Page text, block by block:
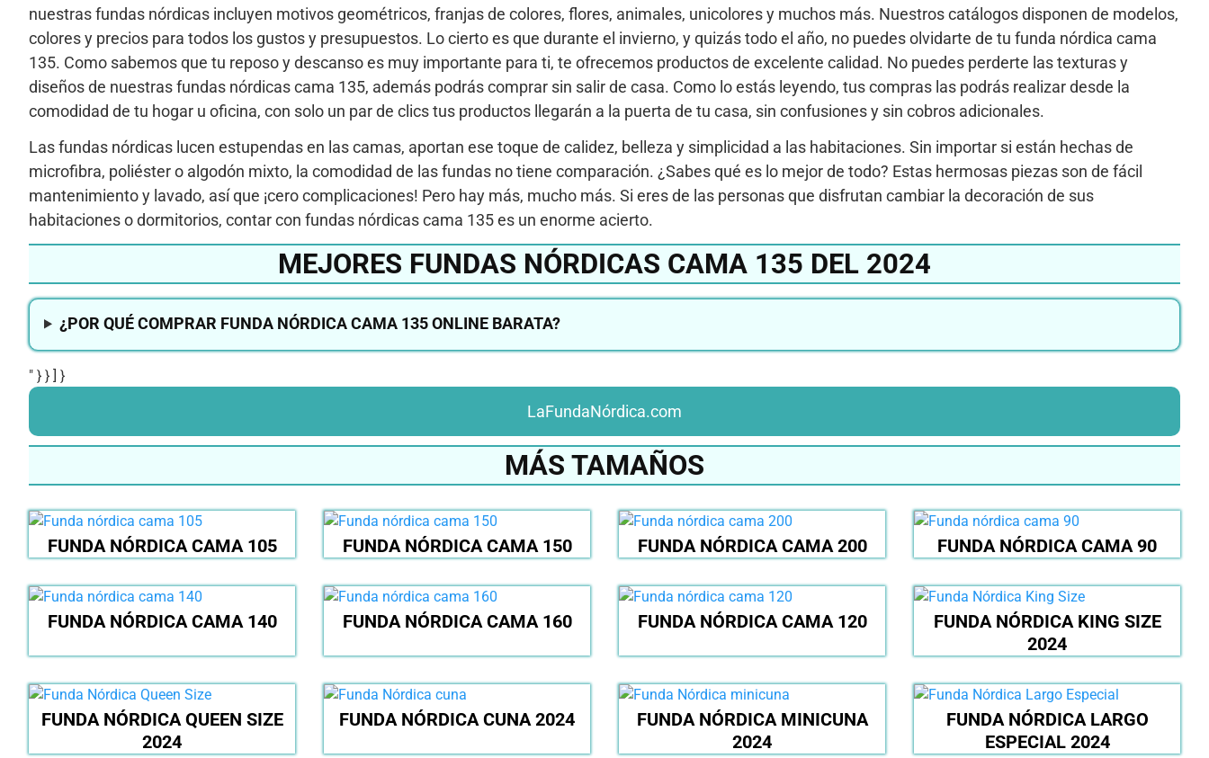
nuestras fundas nórdicas incluyen motivos geométricos, franjas de colores, flores, animales, unicolores y muchos más. Nuestros catálogos disponen de modelos,
colores y precios para todos los gustos y presupuestos. Lo cierto es que durante el invierno, y quizás todo el año, no puedes olvidarte de tu funda nórdica cama
135. Como sabemos que tu reposo y descanso es muy importante para ti, te ofrecemos productos de excelente calidad. No puedes perderte las texturas y
diseños de nuestras fundas nórdicas cama 135, además podrás comprar sin salir de casa. Como lo estás leyendo, tus compras las podrás realizar desde la
comodidad de tu hogar u oficina, con solo un par de clics tus productos llegarán a la puerta de tu casa, sin confusiones y sin cobros adicionales.
Las fundas nórdicas lucen estupendas en las camas, aportan ese toque de calidez, belleza y simplicidad a las habitaciones. Sin importar si están hechas de
microfibra, poliéster o algodón mixto, la comodidad de las fundas no tiene comparación. ¿Sabes qué es lo mejor de todo? Estas hermosas piezas son de fácil
mantenimiento y lavado, así que ¡cero complicaciones! Pero hay más, mucho más. Si eres de las personas que disfrutan cambiar la decoración de sus
habitaciones o dormitorios, contar con fundas nórdicas cama 135 es un enorme acierto.
MEJORES FUNDAS NÓRDICAS CAMA 135 DEL 2024
¿POR QUÉ COMPRAR FUNDA NÓRDICA CAMA 135 ONLINE BARATA?
" } } ] }
LaFundaNórdica.com
MÁS TAMAÑOS
FUNDA NÓRDICA CAMA 105 FUNDA NÓRDICA CAMA 150 FUNDA NÓRDICA CAMA 200 FUNDA NÓRDICA CAMA 90
FUNDA NÓRDICA CAMA 140 FUNDA NÓRDICA CAMA 160 FUNDA NÓRDICA CAMA 120
FUNDA NÓRDICA KING SIZE
2024
FUNDA NÓRDICA QUEEN SIZE
2024
FUNDA NÓRDICA CUNA 2024
FUNDA NÓRDICA MINICUNA
2024
FUNDA NÓRDICA LARGO
ESPECIAL 2024